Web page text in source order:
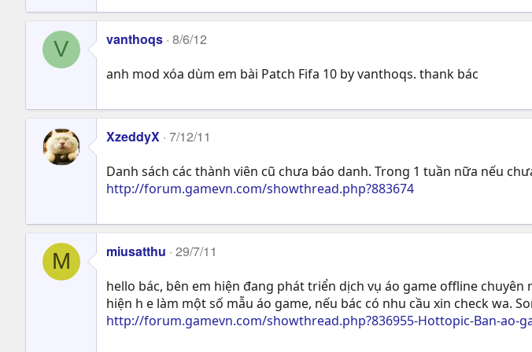
V vanthoqs 8/6/12
anh mod xóa dùm em bài Patch Fifa 10 by vanthoqs. thank bác
XzeddyX 7/12/11
Danh sách các thành viên cũ chưa báo danh. Trong 1 tuần nữa nếu
http://forum.gamevn.com/showthread.php?883674
M miusatthu 29/7/11
hello bác, bên em hiện đang phát triển dịch vụ áo game offline chuyên
hiện h e làm một số mẫu áo game, nếu bác có nhu cầu xin check wa.
http://forum.gamevn.com/showthread.php?836955-Hottopic-Ban-ao-